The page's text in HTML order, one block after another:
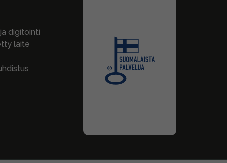
digitointi
laite